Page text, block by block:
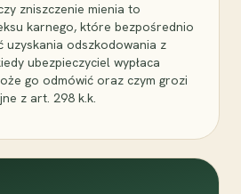
zniszczenie mienia to
karnego, które bezpośrednio
uzyskania odszkodowania z
ubezpieczyciel wypłaca
go odmówić oraz czym grozi
z art. 298 k.k.